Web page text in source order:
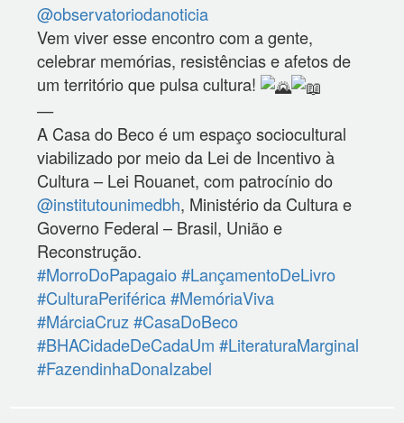
@observatoriodanoticia
Vem viver esse encontro com a gente,
celebrar memórias, resistências e afetos de
um território que pulsa cultura!
—
A Casa do Beco é um espaço sociocultural
viabilizado por meio da Lei de Incentivo à
Cultura – Lei Rouanet, com patrocínio do
@institutounimedbh, Ministério da Cultura e
Governo Federal – Brasil, União e
Reconstrução.
#MorroDoPapagaio #LançamentoDeLivro
#CulturaPeriférica #MemóriaViva
#MárciaCruz #CasaDoBeco
#BHACidadeDeCadaUm #LiteraturaMarginal
#FazendinhaDonaIzabel